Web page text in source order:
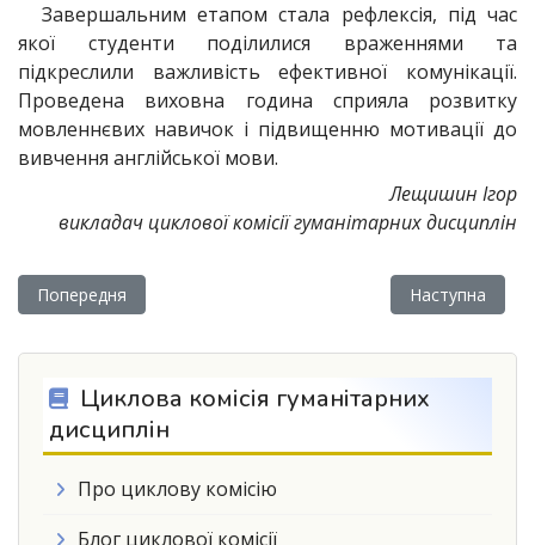
Завершальним етапом стала рефлексія, під час
якої студенти поділилися враженнями та
підкреслили важливість ефективної комунікації.
Проведена виховна година сприяла розвитку
мовленнєвих навичок і підвищенню мотивації до
вивчення англійської мови.
Лещишин Ігор
викладач циклової комісії гуманітарних дисциплін
Попередня стаття: «Крок до професії: захист курсових
Попередня Наступна
Наступна
Циклова комісія гуманітарних
дисциплін
Про циклову комісію
Блог циклової комісії